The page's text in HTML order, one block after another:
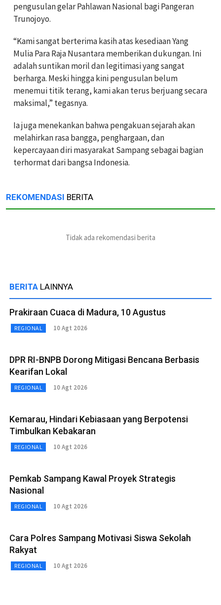
pengusulan gelar Pahlawan Nasional bagi Pangeran
Trunojoyo.
“Kami sangat berterima kasih atas kesediaan Yang
Mulia Para Raja Nusantara memberikan dukungan. Ini
adalah suntikan moril dan legitimasi yang sangat
berharga. Meski hingga kini pengusulan belum
menemui titik terang, kami akan terus berjuang secara
maksimal,” tegasnya.
Ia juga menekankan bahwa pengakuan sejarah akan
melahirkan rasa bangga, penghargaan, dan
kepercayaan diri masyarakat Sampang sebagai bagian
terhormat dari bangsa Indonesia.
REKOMENDASI BERITA
Tidak ada rekomendasi berita
BERITA LAINNYA
Prakiraan Cuaca di Madura, 10 Agustus
REGIONAL 10 Agt 2026
DPR RI-BNPB Dorong Mitigasi Bencana Berbasis
Kearifan Lokal
REGIONAL 10 Agt 2026
Kemarau, Hindari Kebiasaan yang Berpotensi
Timbulkan Kebakaran
REGIONAL 10 Agt 2026
Pemkab Sampang Kawal Proyek Strategis
Nasional
REGIONAL 10 Agt 2026
Cara Polres Sampang Motivasi Siswa Sekolah
Rakyat
REGIONAL 10 Agt 2026